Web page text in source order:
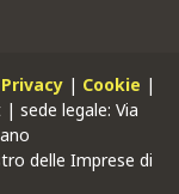
Privacy| Cookie |
sede legale: Via
delle Imprese di